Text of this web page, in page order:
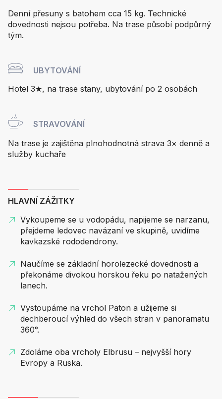
Denní přesuny s batohem cca 15 kg. Technické
dovednosti nejsou potřeba. Na trase působí podpůrný
tým.
UBYTOVÁNÍ
Hotel 3★, na trase stany, ubytování po 2 osobách
STRAVOVÁNÍ
Na trase je zajištěna plnohodnotná strava 3× denně a
služby kuchaře
HLAVNÍ ZÁŽITKY
Vykoupeme se u vodopádu, napijeme se narzanu,
přejdeme ledovec navázaní ve skupině, uvidíme
kavkazské rododendrony.
Naučíme se základní horolezecké dovednosti a
překonáme divokou horskou řeku po natažených
lanech.
Vystoupáme na vrchol Paton a užijeme si
dechberoucí výhled do všech stran v panoramatu
360°.
Zdoláme oba vrcholy Elbrusu – nejvyšší hory
Evropy a Ruska.